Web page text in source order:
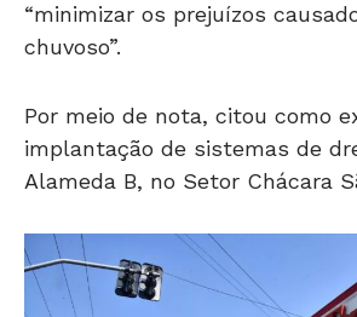
“minimizar os prejuízos
chuvoso”.
Por meio de nota, citou como
implantação de sistemas de
Alameda B, no Setor Chácara